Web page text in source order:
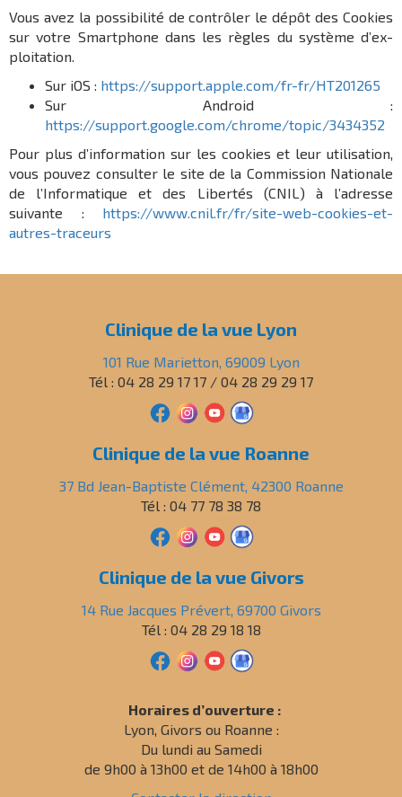
Vous avez la possi­bi­lité de contrô­ler le dépôt des Cookies
sur votre Smart­phone dans les règles du système d’ex­
ploi­ta­tion.
Sur iOS : https://support.apple.com/fr-fr/HT201265
Sur Android :
https://support.google.com/chrome/topic/3434352
Pour plus d’in­for­ma­tion sur les cookies et leur utili­sa­tion,
vous pouvez consul­ter le site de la Commis­sion Natio­nale
de l’In­for­ma­tique et des Liber­tés (CNIL) à l’adresse
suivante : https://www.cnil.fr/fr/site-web-cookies-et-
autres-traceurs
Clinique de la vue Lyon
101 Rue Marietton, 69009 Lyon
Tél : 04 28 29 17 17 / 04 28 29 29 17
Clinique de la vue Roanne
37 Bd Jean-Baptiste Clément, 42300 Roanne
Tél : 04 77 78 38 78
Clinique de la vue Givors
14 Rue Jacques Prévert, 69700 Givors
Tél : 04 28 29 18 18
Horaires d’ouverture :
Lyon, Givors ou Roanne :
Du lundi au Samedi
de 9h00 à 13h00 et de 14h00 à 18h00